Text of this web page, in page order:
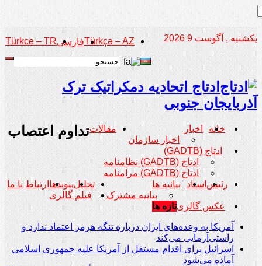
یکشنبه , آگوست 9 2026 Türkçə – AZفارسیTürkce – TR
ادتاج اتحادیه دمکراتیک ترک
آذربایجان جنوبی
خانه
اخبار
اخبار سازمان
مقالات
ادتاج (GADTB)
ادتاج (GADTB) نظامنامه
ادتاج (GADTB) مرامنامه
رئیس اسناد
بیانیه ها
بیانیه مشترک
تحلیلپیوندها ارتباط با ما
فیلم گالری
عکس گالریتازه ها
آمریکا به وعده‌های ایران درباره تنگه هرمز اعتماد ندارد و
راستی‌آزمایی می‌کند
اسرائیل برای اقدام مستقل از آمریکا علیه جمهوری اسلامی
آماده می‌شود
تداوم اعتصاب